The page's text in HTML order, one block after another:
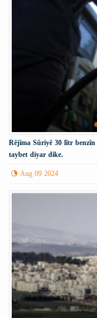
Rêjîma Sûriyê 30 lîtr
taybet diyar dike.
Aug 09 2024